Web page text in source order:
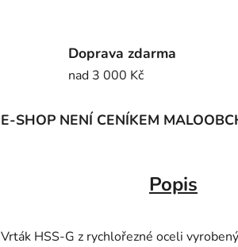
Doprava zdarma
nad 3 000 Kč
E-SHOP NENÍ CENÍKEM
Popis
Vrták HSS-G z rychlořezné oceli